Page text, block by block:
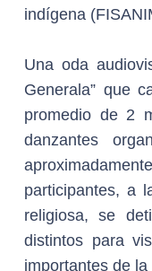
indígena
Una oda
Generala” que
promedio de 2
danzantes
participantes, a
religiosa, se
distintos para
importantes de la